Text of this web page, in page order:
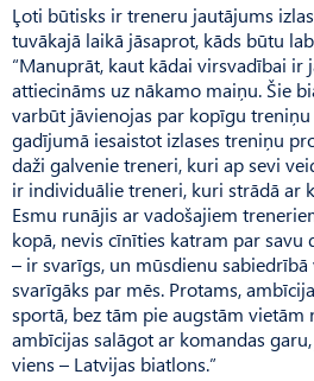
Ļoti būtisks ir treneru jautājums
tuvākajā laikā jāsaprot, kāds būtu
“Manuprāt, kaut kādai virsvadībai ir
attiecināms uz nākamo maiņu. Šie
varbūt jāvienojas par kopīgu treniņu
gadījumā iesaistot izlases treniņu
daži galvenie treneri, kuri ap sevi
ir individuālie treneri, kuri strādā ar
Esmu runājis ar vadošajiem
kopā, nevis cīnīties katram par savu
– ir svarīgs, un mūsdienu
svarīgāks par mēs. Protams,
sportā, bez tām pie augstām vietām
ambīcijas salāgot ar komandas
viens – Latvijas biatlons.”